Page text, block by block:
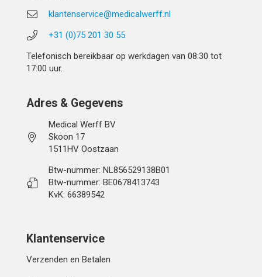
klantenservice@medicalwerff.nl
+31 (0)75 201 30 55
Telefonisch bereikbaar op werkdagen van 08:30 tot
17:00 uur.
Adres & Gegevens
Medical Werff BV
Skoon 17
1511HV Oostzaan
Btw-nummer: NL856529138B01
Btw-nummer: BE0678413743
KvK: 66389542
Klantenservice
Verzenden en Betalen